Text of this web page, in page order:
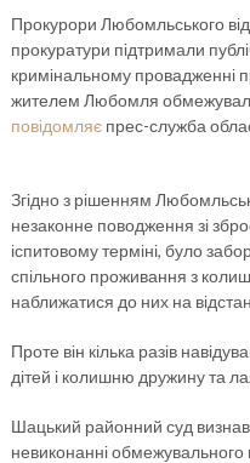
Прокурори Любомльського
прокуратури підтримали
кримінальному провадженні
жителем Любомля
повідомляєпрес-служба
Згідно з рішенням
незаконне поводження зі
іспитовому терміні, було
спільного проживання з
наближатися до них на
Проте він кілька разів
дітей і колишню дружину та
Шацький районний суд
невиконанні